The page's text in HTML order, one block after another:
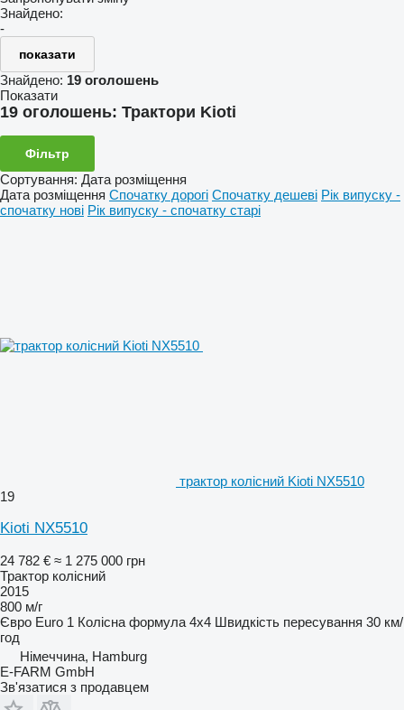
Знайдено:
-
показати
Знайдено: 19 оголошень
Показати
19 оголошень: Трактори Kioti
Фільтр
Сортування: Дата розміщення
Дата розміщення Спочатку дорогі Спочатку дешеві Рік випуску -
спочатку нові Рік випуску - спочатку старі
трактор колісний Kioti NX5510
19
Kioti NX5510
24 782 € ≈ 1 275 000 грн
Трактор колісний
2015
800 м/г
Євро Euro 1 Колісна формула 4x4 Швидкість пересування 30 км/
год
Німеччина, Hamburg
E-FARM GmbH
Зв'язатися з продавцем